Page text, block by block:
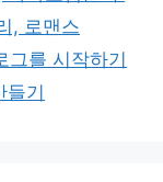
, 로맨스
그를 시작하기
들기